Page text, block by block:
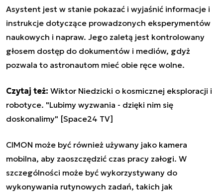
Asystent jest w stanie pokazać i wyjaśnić informacje i
instrukcje dotyczące prowadzonych eksperymentów
naukowych i napraw. Jego zaletą jest kontrolowany
głosem dostęp do dokumentów i mediów, gdyż
pozwala to astronautom mieć obie ręce wolne.
Czytaj też: Wiktor Niedzicki o kosmicznej eksploracji i
robotyce. "Lubimy wyzwania - dzięki nim się
doskonalimy" [Space24 TV]
CIMON może być również używany jako kamera
mobilna, aby zaoszczędzić czas pracy załogi. W
szczególności może być wykorzystywany do
wykonywania rutynowych zadań, takich jak